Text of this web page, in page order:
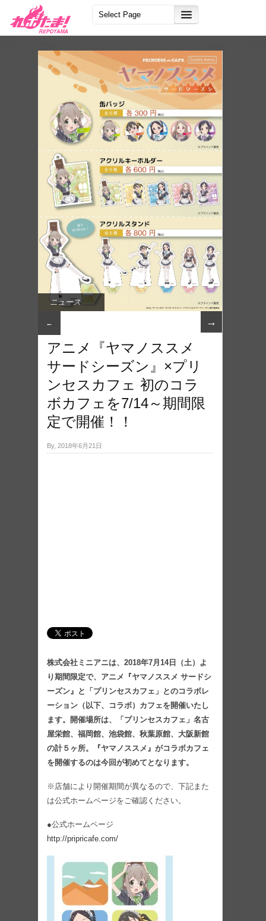
ニュース
← →
アニメ『ヤマノススメ
サードシーズン』×プリ
ンセスカフェ 初のコラ
ボカフェを7/14～期間限
定で開催！！
By, 2018年6月21日
株式会社ミニアニは、2018年7月14日（土）よ
り期間限定で、アニメ『ヤマノススメ サードシ
ーズン』と「プリンセスカフェ」とのコラボレ
ーション（以下、コラボ）カフェを開催いたし
ます。開催場所は、「プリンセスカフェ」名古
屋栄館、福岡館、池袋館、秋葉原館、大阪新館
の計５ヶ所。『ヤマノススメ』がコラボカフェ
を開催するのは今回が初めてとなります。
※店舗により開催期間が異なるので、下記また
は公式ホームページをご確認ください。
●公式ホームページ
http://pripricafe.com/